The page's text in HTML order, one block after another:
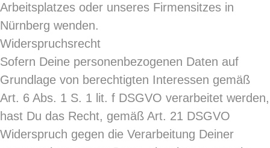
Arbeitsplatzes oder unseres Firmensitzes in
Nürnberg wenden.
Widerspruchsrecht
Sofern Deine personenbezogenen Daten auf
Grundlage von berechtigten Interessen gemäß
Art. 6 Abs. 1 S. 1 lit. f DSGVO verarbeitet werden,
hast Du das Recht, gemäß Art. 21 DSGVO
Widerspruch gegen die Verarbeitung Deiner